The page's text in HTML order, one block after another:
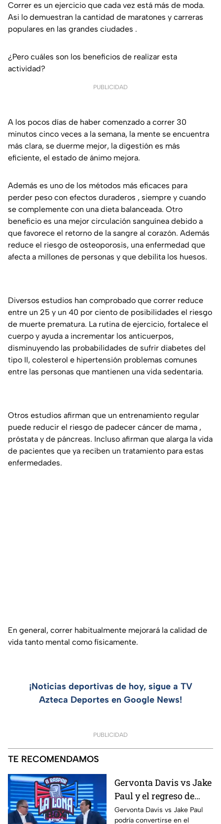
Correr es un ejercicio que cada vez está más de moda.
Asi lo demuestran la cantidad de maratones y carreras
populares en las grandes ciudades .
¿Pero cuáles son los beneficios de realizar esta
actividad?
PUBLICIDAD
A los pocos días de haber comenzado a correr 30
minutos cinco veces a la semana, la mente se encuentra
más clara, se duerme mejor, la digestión es más
eficiente, el estado de ánimo mejora.
Además es uno de los métodos más eficaces para
perder peso con efectos duraderos , siempre y cuando
se complemente con una dieta balanceada. Otro
beneficio es una mejor circulación sanguínea debido a
que favorece el retorno de la sangre al corazón. Además
reduce el riesgo de osteoporosis, una enfermedad que
afecta a millones de personas y que debilita los huesos.
Diversos estudios han comprobado que correr reduce
entre un 25 y un 40 por ciento de posibilidades el riesgo
de muerte prematura. La rutina de ejercicio, fortalece el
cuerpo y ayuda a incrementar los anticuerpos,
disminuyendo las probabilidades de sufrir diabetes del
tipo II, colesterol e hipertensión problemas comunes
entre las personas que mantienen una vida sedentaria.
Otros estudios afirman que un entrenamiento regular
puede reducir el riesgo de padecer cáncer de mama ,
próstata y de páncreas. Incluso afirman que alarga la vida
de pacientes que ya reciben un tratamiento para estas
enfermedades.
En general, correr habitualmente mejorará la calidad de
vida tanto mental como físicamente.
¡Noticias deportivas de hoy, sigue a TV
Azteca Deportes en Google News!
PUBLICIDAD
TE RECOMENDAMOS
Gervonta Davis vs Jake
Paul y el regreso de
Ryan García | A Raspar
Gervonta Davis vs Jake Paul
podría convertirse en el